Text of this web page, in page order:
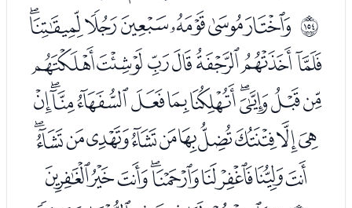
ﲙ ﯛﯜﯝﯞﯟﯠﯡ
ﯢﯣﯤﯥﯦﯧﯨﯩ
ﯪﯫﯬﯭﯮﯯﯰﯱﯲﯳﯴ
ﯵﯶﯷﯸﯹﯺﯻﯼﯽﯾﯿ
ﰀﰁﰂﰃﰄﰅﰆﰇﰈ